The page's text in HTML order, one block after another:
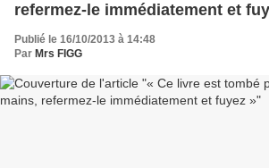
refermez-le immédiatement et
Publié le 16/10/2013 à 14:48
Par Mrs FIGG